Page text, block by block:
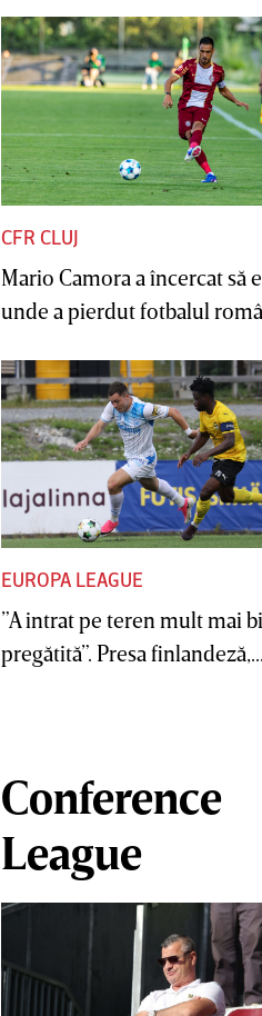
CFR CLUJ
Mario Camora a încercat să
unde a pierdut fotbalul
EUROPA LEAGUE
”A intrat pe teren mult mai
pregătită”. Presa
Conference
League